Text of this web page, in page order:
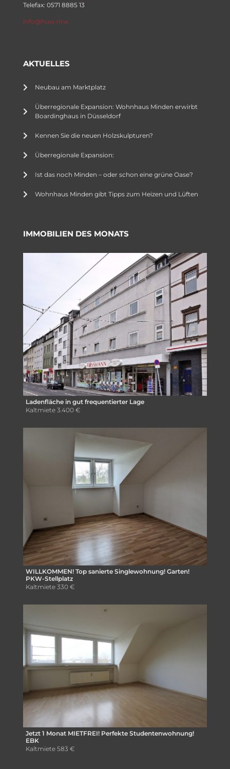
Telefax: 0571 8885 13
info@huw.nrw
AKTUELLES
Neubau am Marktplatz
Überregionale Expansion: Wohnhaus Minden erwirbt
Boardinghaus in Düsseldorf
Kennen Sie die neuen Holzskulpturen?
Überregionale Expansion:
Ist das noch Minden – oder schon eine grüne Oase?
Wohnhaus Minden gibt Tipps zum Heizen und Lüften
IMMOBILIEN DES MONATS
Ladenfläche in gut frequentierter Lage
Kaltmiete 3.400 €
WILLKOMMEN! Top sanierte Singlewohnung! Garten!
PKW-Stellplatz
Kaltmiete 330 €
Jetzt 1 Monat MIETFREI! Perfekte Studentenwohnung!
EBK
Kaltmiete 583 €